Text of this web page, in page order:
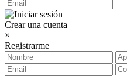
Crear una cuenta
×
Registrarme